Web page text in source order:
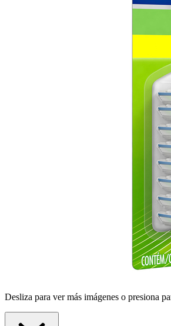
Desliza para ver más imágenes o presiona